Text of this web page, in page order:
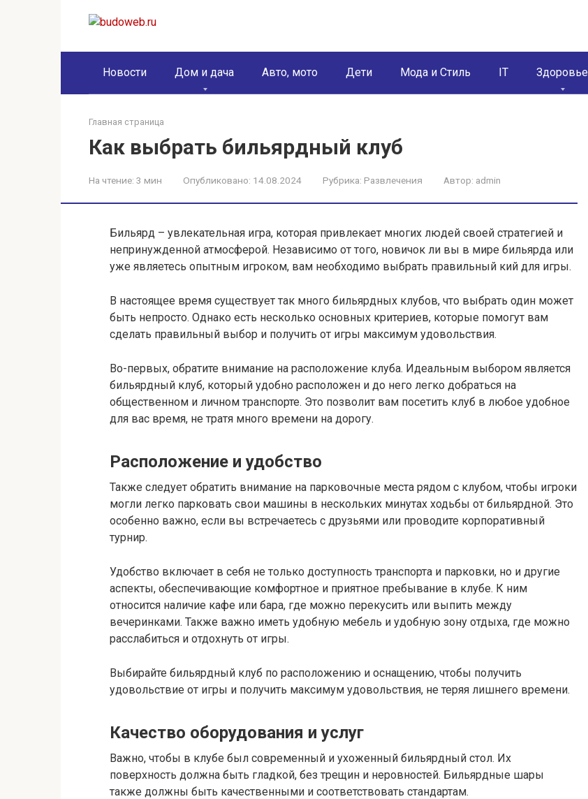
Новости Дом и дача Авто, мото Дети Мода и Стиль IT Здоровье
Главная страница
Как выбрать бильярдный клуб
На чтение: 3 мин Опубликовано: 14.08.2024 Рубрика: Развлечения Автор: admin
Бильярд – увлекательная игра, которая привлекает многих людей своей стратегией и
непринужденной атмосферой. Независимо от того, новичок ли вы в мире бильярда или
уже являетесь опытным игроком, вам необходимо выбрать правильный кий для игры.
В настоящее время существует так много бильярдных клубов, что выбрать один может
быть непросто. Однако есть несколько основных критериев, которые помогут вам
сделать правильный выбор и получить от игры максимум удовольствия.
Во-первых, обратите внимание на расположение клуба. Идеальным выбором является
бильярдный клуб, который удобно расположен и до него легко добраться на
общественном и личном транспорте. Это позволит вам посетить клуб в любое удобное
для вас время, не тратя много времени на дорогу.
Расположение и удобство
Также следует обратить внимание на парковочные места рядом с клубом, чтобы игроки
могли легко парковать свои машины в нескольких минутах ходьбы от бильярдной. Это
особенно важно, если вы встречаетесь с друзьями или проводите корпоративный
турнир.
Удобство включает в себя не только доступность транспорта и парковки, но и другие
аспекты, обеспечивающие комфортное и приятное пребывание в клубе. К ним
относится наличие кафе или бара, где можно перекусить или выпить между
вечеринками. Также важно иметь удобную мебель и удобную зону отдыха, где можно
расслабиться и отдохнуть от игры.
Выбирайте бильярдный клуб по расположению и оснащению, чтобы получить
удовольствие от игры и получить максимум удовольствия, не теряя лишнего времени.
Качество оборудования и услуг
Важно, чтобы в клубе был современный и ухоженный бильярдный стол. Их
поверхность должна быть гладкой, без трещин и неровностей. Бильярдные шары
также должны быть качественными и соответствовать стандартам.